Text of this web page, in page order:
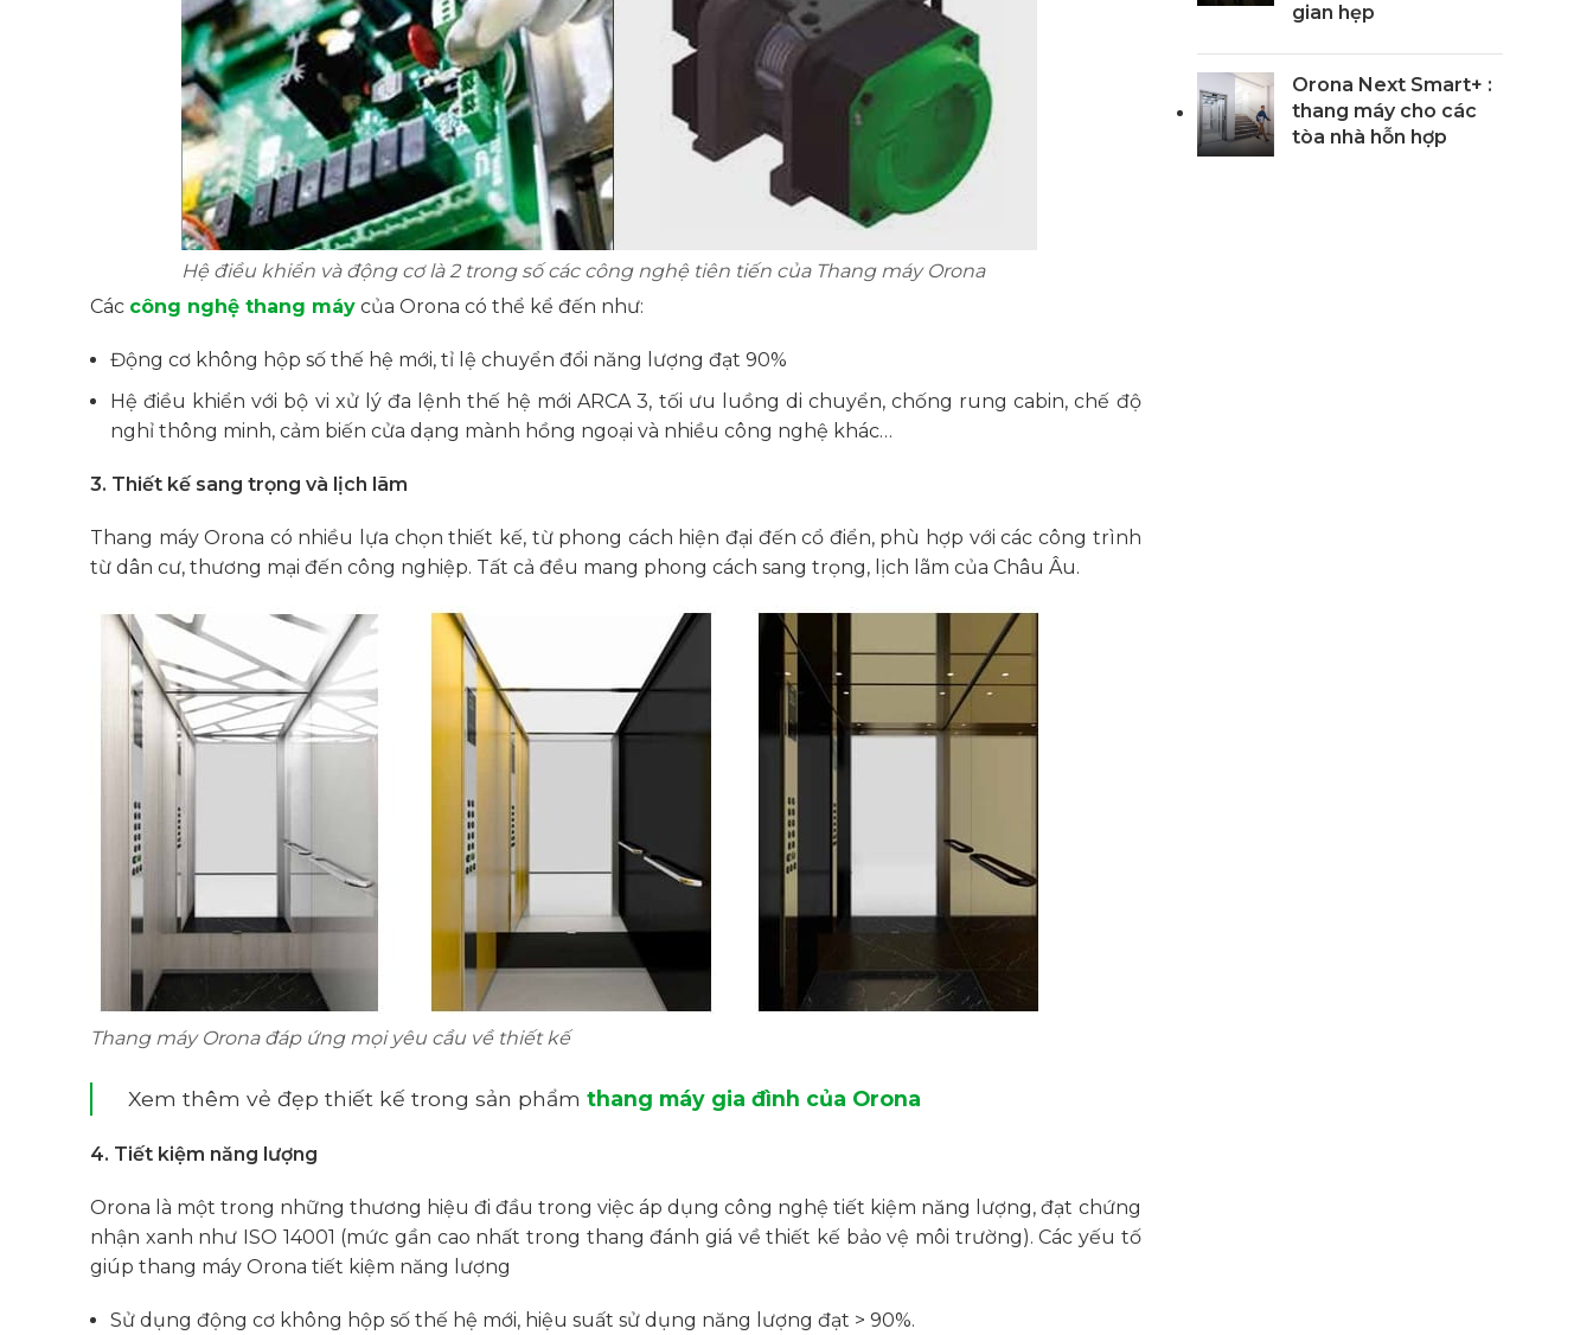
Hệ điều khiển và động cơ là 2 trong số các công nghệ tiên tiến của Thang máy Orona
Các công nghệ thang máy của Orona có thể kể đến như:
Động cơ không hộp số thế hệ mới, tỉ lệ chuyển đổi năng lượng đạt 90%
Hệ điều khiển với bộ vi xử lý đa lệnh thế hệ mới ARCA 3, tối ưu luồng di chuyển, chống rung cabin, chế độ
nghỉ thông minh, cảm biến cửa dạng mành hồng ngoại và nhiều công nghệ khác…
3. Thiết kế sang trọng và lịch lãm
Thang máy Orona có nhiều lựa chọn thiết kế, từ phong cách hiện đại đến cổ điển, phù hợp với các công trình
từ dân cư, thương mại đến công nghiệp. Tất cả đều mang phong cách sang trọng, lịch lãm của Châu Âu.
Thang máy Orona đáp ứng mọi yêu cầu về thiết kế
Xem thêm vẻ đẹp thiết kế trong sản phẩm thang máy gia đình của Orona
4. Tiết kiệm năng lượng
Orona là một trong những thương hiệu đi đầu trong việc áp dụng công nghệ tiết kiệm năng lượng, đạt chứng
nhận xanh như ISO 14001 (mức gần cao nhất trong thang đánh giá về thiết kế bảo vệ môi trường). Các yếu tố
giúp thang máy Orona tiết kiệm năng lượng
Sử dụng động cơ không hộp số thế hệ mới, hiệu suất sử dụng năng lượng đạt > 90%.
gian hẹp
Orona Next Smart+ :
thang máy cho các
tòa nhà hỗn hợp